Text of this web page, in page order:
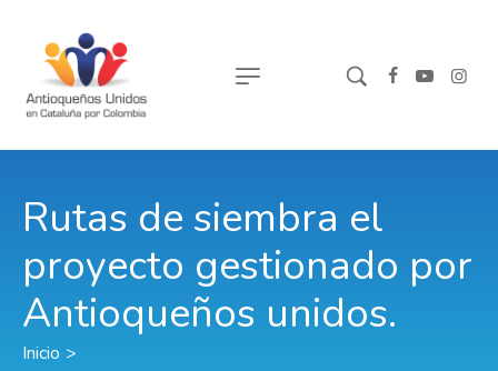
Rutas de siembra el
proyecto gestionado por
Antioqueños unidos.
Inicio >